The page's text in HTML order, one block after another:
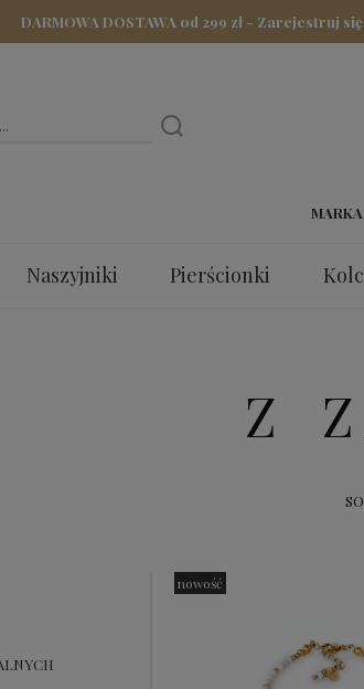
DARMOWA DOSTAWA od 299 zł - Zarejestruj
MARKA
Naszyjniki Pierścionki
Z
nowość